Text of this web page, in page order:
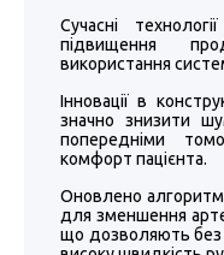
Сучасні
підвищення
використання
Інновації в
значно знизити
попередніми
комфорт пацієнта.
Оновлено
для зменшення
що дозволяють без